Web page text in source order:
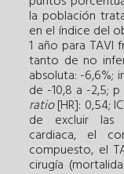
la población
en el índice del
1 año para TAVI
tanto de no
absoluta: -6,6%;
de -10,8 a -2,5;
ratio[HR]: 0,54;
de excluir las
cardiaca, el
compuesto, el
cirugía